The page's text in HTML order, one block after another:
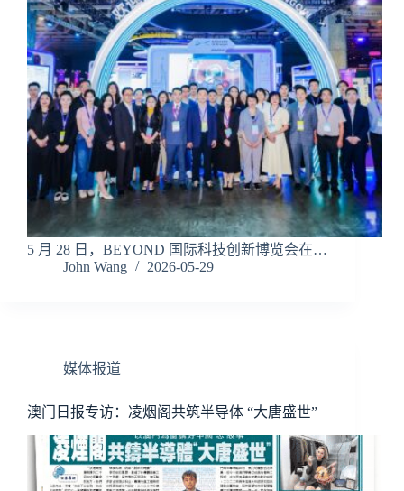
5 月 28 日，BEYOND 国际科技创新博览会在…
John Wang
2026-05-29
媒体报道
澳门日报专访：凌烟阁共筑半导体 “大唐盛世”